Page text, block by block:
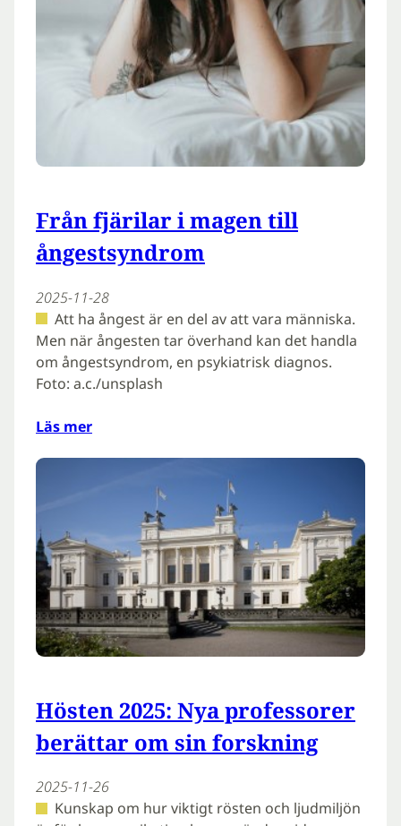
Från fjärilar i magen till
ångestsyndrom
2025-11-28
Att ha ångest är en del av att vara människa.
Men när ångesten tar överhand kan det handla
om ångestsyndrom, en psykiatrisk diagnos.
Foto: a.c./unsplash
Läs mer
Hösten 2025: Nya professorer
berättar om sin forskning
2025-11-26
Kunskap om hur viktigt rösten och ljudmiljön